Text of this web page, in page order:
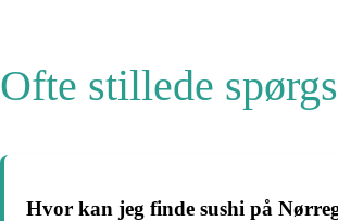
Ofte stillede
Hvor kan jeg finde sushi på